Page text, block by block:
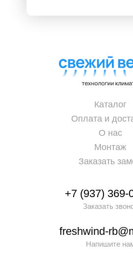
+7 (937) 369-
Заказать
freshwind-
Напишите
Каталог
Оплата и
О нас
Монтаж
Заказать